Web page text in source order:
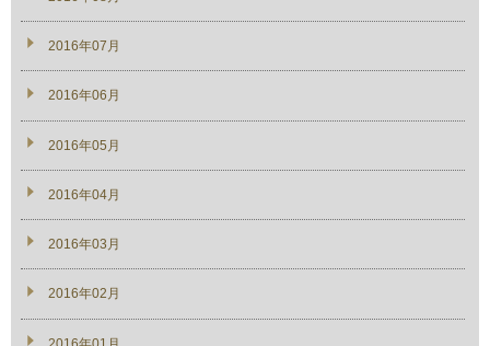
2016年07月
2016年06月
2016年05月
2016年04月
2016年03月
2016年02月